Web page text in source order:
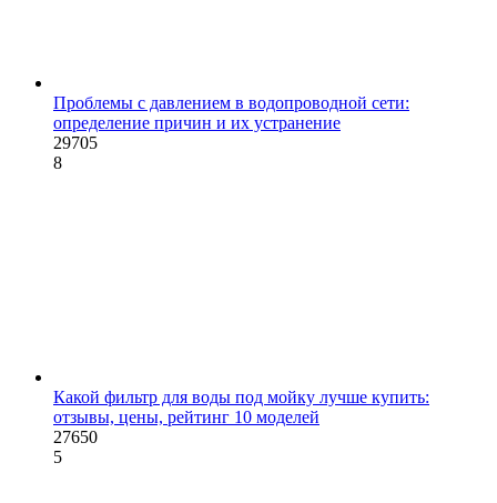
Проблемы с давлением в водопроводной сети:
определение причин и их устранение
29705
8
Какой фильтр для воды под мойку лучше купить:
отзывы, цены, рейтинг 10 моделей
27650
5